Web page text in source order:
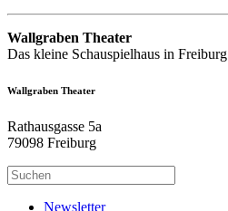
Wallgraben Theater
Das kleine Schauspielhaus in Freiburg
Wallgraben Theater
Rathausgasse 5a
79098 Freiburg
Newsletter